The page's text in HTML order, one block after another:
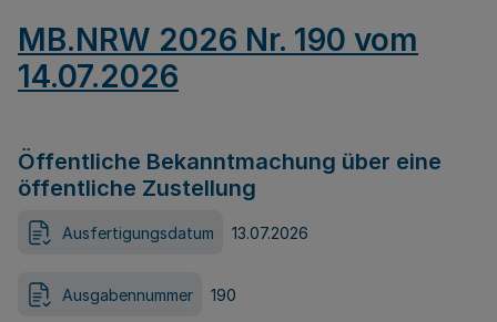
MB.NRW 2026 Nr. 190 vom
14.07.2026
Öffentliche Bekanntmachung über eine
öffentliche Zustellung
Ausfertigungsdatum 13.07.2026
Ausgabennummer 190